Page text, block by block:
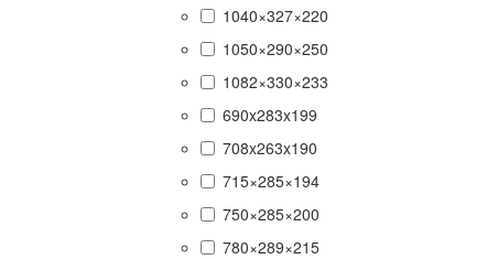
1040×327×220
1050×290×250
1082×330×233
690x283x199
708x263x190
715×285×194
750×285×200
780×289×215